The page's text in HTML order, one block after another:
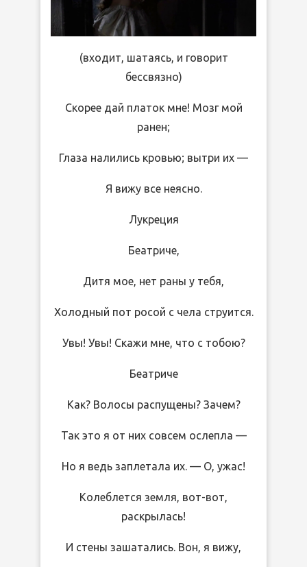
(входит, шатаясь, и говорит
бессвязно)
Скорее дай платок мне! Мозг мой
ранен;
Глаза налились кровью; вытри их —
Я вижу все неясно.
Лукреция
Беатриче,
Дитя мое, нет раны у тебя,
Холодный пот росой с чела струится.
Увы! Увы! Скажи мне, что с тобою?
Беатриче
Как? Волосы распущены? Зачем?
Так это я от них совсем ослепла —
Но я ведь заплетала их. — О, ужас!
Колеблется земля, вот-вот,
раскрылась!
И стены зашатались. Вон, я вижу,